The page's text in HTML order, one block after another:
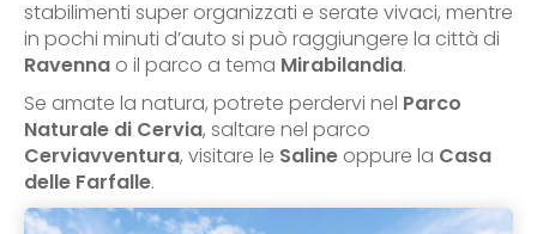
stabilimenti super organizzati e serate vivaci, mentre
in pochi minuti d’auto si può raggiungere la città di
Ravenna o il parco a tema Mirabilandia.
Se amate la natura, potrete perdervi nel Parco
Naturale di Cervia, saltare nel parco
Cerviavventura, visitare le Saline oppure la Casa
delle Farfalle.